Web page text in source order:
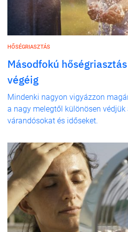
HŐSÉGRIASZTÁS
Másodfokú
végéig
Mindenki nagyon vigyázzon
a nagy melegtől különösen védjük
várandósokat és időseket.